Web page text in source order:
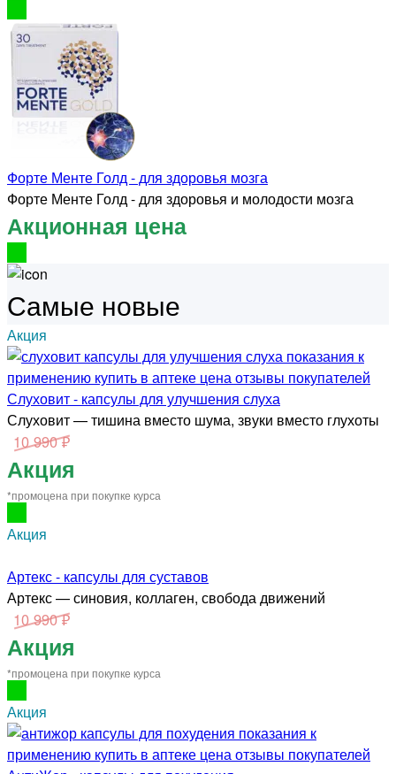
Форте Менте Голд - для здоровья мозга
Форте Менте Голд - для здоровья и молодости мозга
Акционная цена
Самые новые
Акция
Слуховит - капсулы для улучшения слуха
Слуховит — тишина вместо шума, звуки вместо глухоты
10 990 ₽
Акция
*промоцена при покупке курса
Акция
Артекс - капсулы для суставов
Артекс — синовия, коллаген, свобода движений
10 990 ₽
Акция
*промоцена при покупке курса
Акция